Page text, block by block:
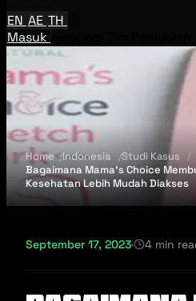
EN AE TH
Masuk
Home Indonesia
Studi Kasus
Bagaimana Mama’s Choice
Kesehatan Lebih Mudah Diakses
September 17, 2023· 4 min